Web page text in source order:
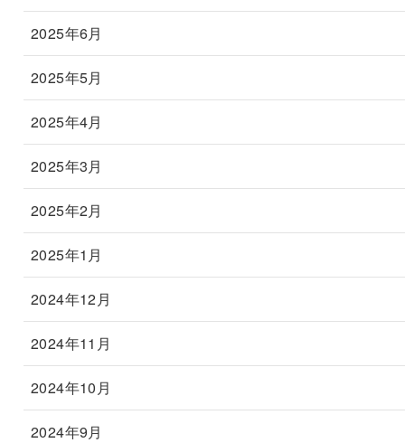
2025年6月
2025年5月
2025年4月
2025年3月
2025年2月
2025年1月
2024年12月
2024年11月
2024年10月
2024年9月